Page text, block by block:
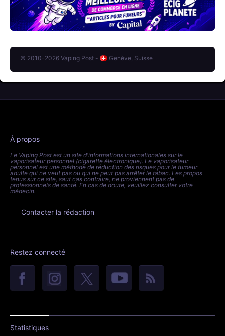
© 2010-2026 Vaping Post - Genève, Suisse
À propos
Le Vaping Post est un site d'informations internationales sur le
vaporisateur personnel (cigarette électronique). Le vaporisateur
personnel est une méthode de réduction des risques pour le fumeur
adulte qui ne veut pas ou qui ne peut pas arrêter le tabac. Les propos
tenus sur ce site, sauf cas contraire, ne proviennent pas de
professionnels de santé. En cas de doute, veuillez consulter votre
médecin.
Contacter la rédaction
Restez connecté
Statistiques